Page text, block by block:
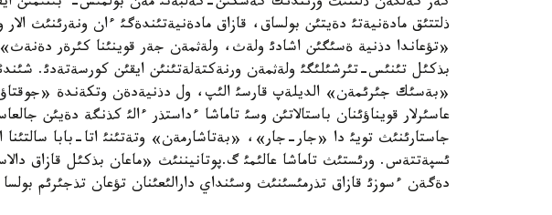
ذلتتئق مادةنيةتئ دةيتئن بولساق، قازاق مادةنيةتئندةگئ ءان ونةرئنئث
«تؤعاندا دذنية ةسئگئن اشادئ ولةث، ولةثمةن جةر قوينئنا كئرةر
بذكئل تئنئس-تئرشئلئگئ ولةثمةن ورنةكتةلةتئنئن ايقئن كورسةتةدئ.
«بةسئك جئرئمةن» الديلةپ قارسئ الئپ، ول دذنيةدةن وتكةندة
عاسئرلار قويناؤئنان باستالاتئن وسئ تاماشا ءداستذر ءالئ كذنگة دةيئن
جاستارئنئث تويئ دا «جار-جار»، «بةتاشارمةن» وتةتئنئ اتا-بابا سالتئنا
ئسپةتتةس. ورئستئث تاماشا عالئمئ گ.پوتانيننئث «ماعان بذكئل قازاق
دةگةن ءسوزئ قازاق تذرمئسئنئث وسئنداي دارالئعئنان تؤعان تذجئرئم